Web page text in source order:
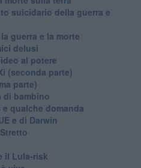
suicidario della guerra e
guerra e la morte
delusi
al potere
(seconda parte)
parte)
di bambino
qualche domanda
e di Darwin
il Lula-risk